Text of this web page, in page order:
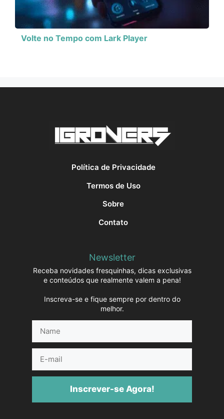
Volte no Tempo com Lark Player
Política de Privacidade
Termos de Uso
Sobre
Contato
Newsletter
Receba novidades fresquinhas, dicas exclusivas
e conteúdos que realmente valem a pena!
Inscreva-se e fique sempre por dentro do
melhor.
mail
Inscrever-se Agora!